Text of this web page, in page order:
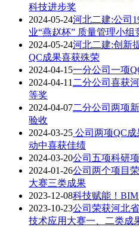
科技进步奖
2024-05-24河北二建:公司
业“燕赵杯” 质量管理小组
2024-05-24河北二建:创新
QC成果喜获殊荣
2024-04-15一分公司一项
2024-04-11 二分公司喜获
等奖
2024-04-07二分公司两项
验收
2024-03-25 公司两项QC
动中喜获佳绩
2024-03-20公司五项科研
2024-01-26公司两个项目
大赛三类成果
2023-12-08科技赋能！
2023-10-23公司荣获河北
技术应用大赛一、二类成